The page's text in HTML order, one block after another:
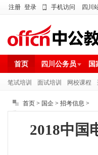
注册 登录 手机访问 四川
首页 四川公务员 国
笔试培训 面试培训 网校课程
首页 > 国企 > 招考信息 >
2018中国